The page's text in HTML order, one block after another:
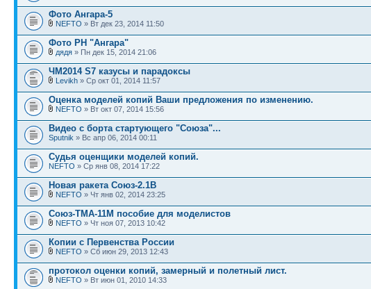
Фото Ангара-5
NEFTO » Вт дек 23, 2014 11:50
Фото РН "Ангара"
дядя » Пн дек 15, 2014 21:06
ЧМ2014 S7 казусы и парадоксы
Levikh » Ср окт 01, 2014 11:57
Оценка моделей копий Ваши предложения по изменению.
NEFTO » Вт окт 07, 2014 15:56
Видео с борта стартующего "Союза"...
Sputnik » Вс апр 06, 2014 00:11
Судья оценщики моделей копий.
NEFTO » Ср янв 08, 2014 17:22
Новая ракета Союз-2.1В
NEFTO » Чт янв 02, 2014 23:25
Союз-ТМА-11М пособие для моделистов
NEFTO » Чт ноя 07, 2013 10:42
Копии с Первенства России
NEFTO » Сб июн 29, 2013 12:43
протокол оценки копий, замерный и полетный лист.
NEFTO » Вт июн 01, 2010 14:33